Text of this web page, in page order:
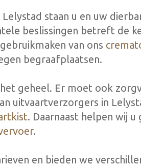
staan u en uw
beslissingen betreft de
van ons
begraafplaatsen.
geheel. Er moet ook
uitvaartverzorgers in
. Daarnaast helpen wij
.
en bieden we